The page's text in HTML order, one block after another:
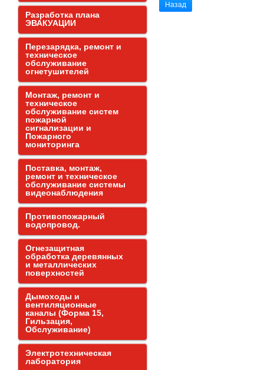
Назад
Разработка плана
ЭВАКУАЦИИ
Перезарядка, ремонт и
техническое
обслуживание
огнетушителей
Монтаж, ремонт и
техническое
обслуживание систем
пожарной
сигнализации и
Пожарного
мониторинга
Поставка, монтаж,
ремонт и техническое
обслуживание системы
видеонаблюдения
Противопожарный
водопровод.
Огнезащитная
обработка деревянных
и металлических
поверхностей
Дымоходы и
вентиляционные
каналы (Форма 15,
Гильзация,
Обслуживание)
Электротехническая
лаборатория